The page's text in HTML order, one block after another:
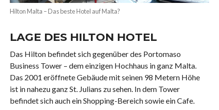
Hilton Malta – Das beste Hotel auf Malta?
LAGE DES HILTON HOTEL
Das Hilton befindet sich gegenüber des Portomaso
Business Tower – dem einzigen Hochhaus in ganz Malta.
Das 2001 eröffnete Gebäude mit seinen 98 Metern Höhe
ist in nahezu ganz St. Julians zu sehen. In dem Tower
befindet sich auch ein Shopping-Bereich sowie ein Cafe.